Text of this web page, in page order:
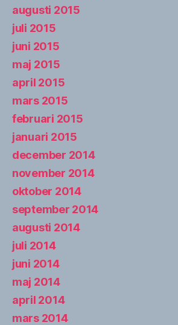
augusti 2015
juli 2015
juni 2015
maj 2015
april 2015
mars 2015
februari 2015
januari 2015
december 2014
november 2014
oktober 2014
september 2014
augusti 2014
juli 2014
juni 2014
maj 2014
april 2014
mars 2014